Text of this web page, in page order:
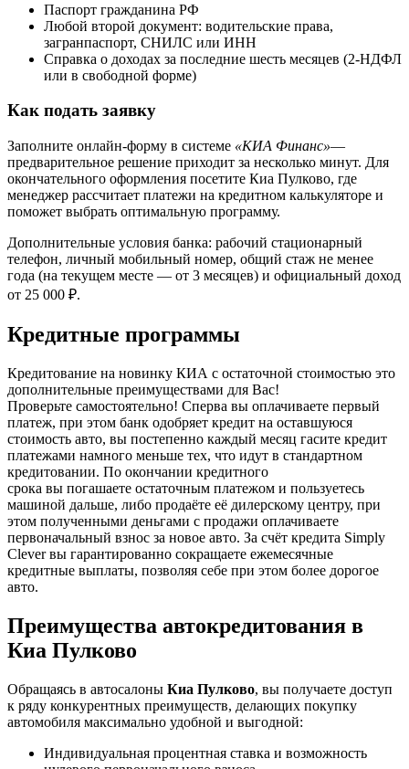
Паспорт гражданина РФ
Любой второй документ: водительские права,
загранпаспорт, СНИЛС или ИНН
Справка о доходах за последние шесть месяцев (2-НДФЛ
или в свободной форме)
Как подать заявку
Заполните онлайн‑форму в системе «КИА Финанс»—
предварительное решение приходит за несколько минут. Для
окончательного оформления посетите Киа Пулково, где
менеджер рассчитает платежи на кредитном калькуляторе и
поможет выбрать оптимальную программу.
Дополнительные условия банка: рабочий стационарный
телефон, личный мобильный номер, общий стаж не менее
года (на текущем месте — от 3 месяцев) и официальный доход
от 25 000 ₽.
Кредитные программы
Кредитование на новинку КИА с остаточной стоимостью это
дополнительные преимуществами для Вас!
Проверьте самостоятельно! Сперва вы оплачиваете первый
платеж, при этом банк одобряет кредит на оставшуюся
стоимость авто, вы постепенно каждый месяц гасите кредит
платежами намного меньше тех, что идут в стандартном
кредитовании. По окончании кредитного
срока вы погашаете остаточным платежом и пользуетесь
машиной дальше, либо продаёте её дилерскому центру, при
этом полученными деньгами с продажи оплачиваете
первоначальный взнос за новое авто. За счёт кредита Simply
Clever вы гарантированно сокращаете ежемесячные
кредитные выплаты, позволяя себе при этом более дорогое
авто.
Преимущества автокредитования в
Киа Пулково
Обращаясь в автосалоны Киа Пулково, вы получаете доступ
к ряду конкурентных преимуществ, делающих покупку
автомобиля максимально удобной и выгодной:
Индивидуальная процентная ставка и возможность